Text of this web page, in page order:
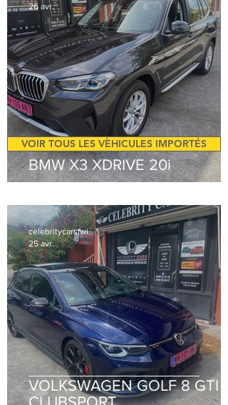
BMW X3 XDRIVE 20i
26 avr.
VOLKSWAGEN GOLF 8 GTI
celebritycarsfwi
25 avr.
VOIR TOUS LES VÈHICULES IMPORTÉS